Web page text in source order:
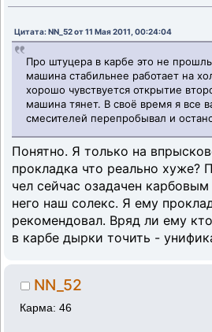
Цитата: NN_52 от 11 Мая 2011, 00:24:04
Про штуцера в карбе это не
машина стабильнее работает на
хорошо чувствуется открытие
машина тянет. В своё время я все
смесителей перепробывал и
Понятно. Я только на
прокладка что реально хуже?
чел сейчас озадачен
него наш солекс. Я ему
рекомендовал. Вряд ли ему
в карбе дырки точить -
NN_52
Карма: 46